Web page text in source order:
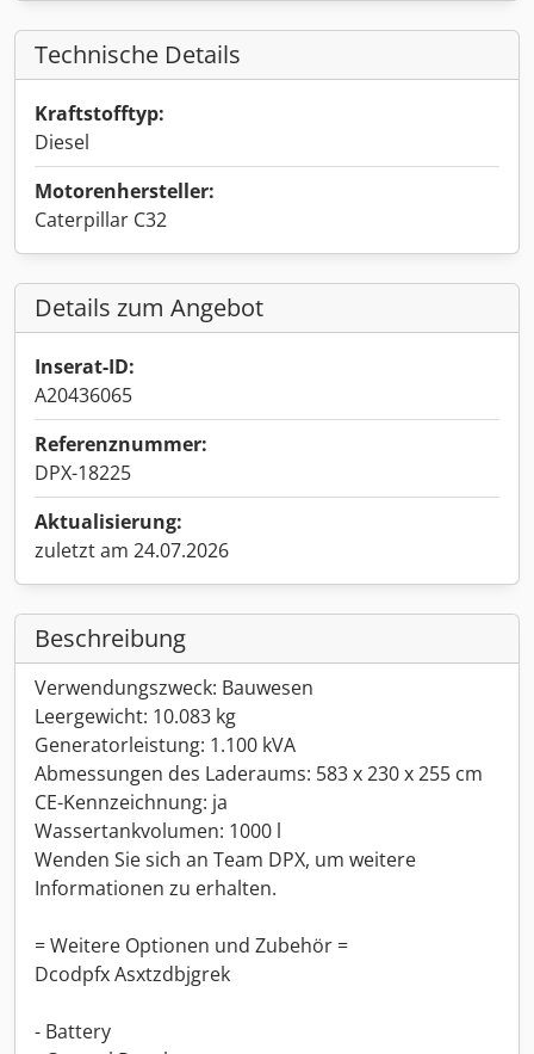
Technische Details
Kraftstofftyp:
Diesel
Motorenhersteller:
Caterpillar C32
Details zum Angebot
Inserat-ID:
A20436065
Referenznummer:
DPX-18225
Aktualisierung:
zuletzt am 24.07.2026
Beschreibung
Verwendungszweck: Bauwesen
Leergewicht: 10.083 kg
Generatorleistung: 1.100 kVA
Abmessungen des Laderaums: 583 x 230 x 255 cm
CE-Kennzeichnung: ja
Wassertankvolumen: 1000 l
Wenden Sie sich an Team DPX, um weitere
Informationen zu erhalten.
= Weitere Optionen und Zubehör =
Dcodpfx Asxtzdbjgrek
- Battery